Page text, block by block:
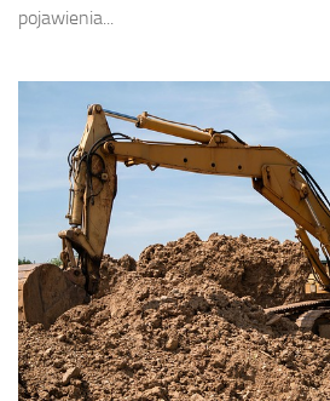
pojawienia...